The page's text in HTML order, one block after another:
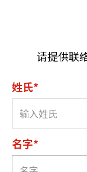
请提供联
姓氏*
名字*